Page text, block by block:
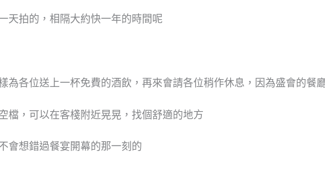
天拍的，相隔大約快一年的時間呢
為各位送上一杯免費的酒飲，再來會請各位稍作休息，因為盛會的餐
檔，可以在客棧附近晃晃，找個舒適的地方
會想錯過餐宴開幕的那一刻的